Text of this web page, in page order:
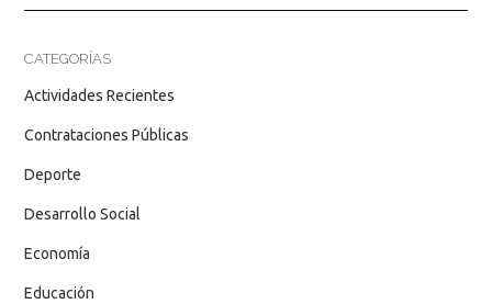
CATEGORÍAS
Actividades Recientes
Contrataciones Públicas
Deporte
Desarrollo Social
Economía
Educación